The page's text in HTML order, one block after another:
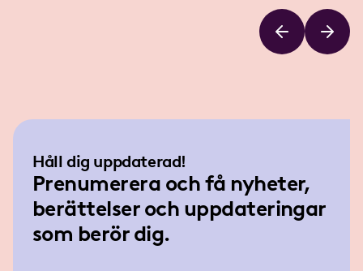
Håll dig uppdaterad!
Prenumerera och få nyheter,
berättelser och uppdateringar
som berör dig.